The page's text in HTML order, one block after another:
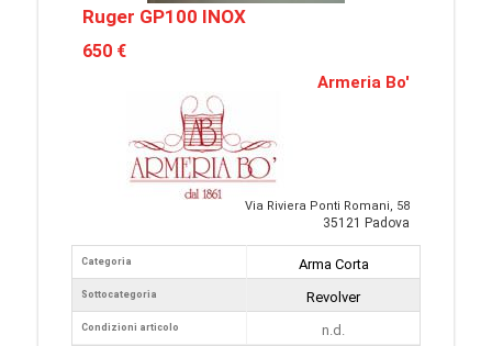
Ruger GP100 INOX
650 €
Armeria Bo'
Via Riviera Ponti Romani, 58
35121 Padova
Categoria
Sottocategoria
Condizioni articolo
Arma Corta
Revolver
n.d.